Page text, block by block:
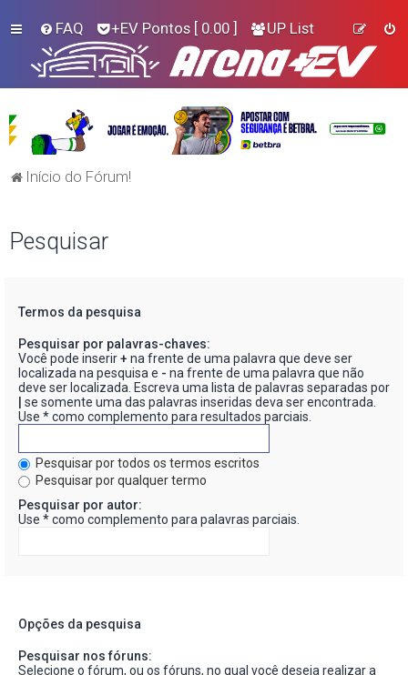
FAQ +EV Pontos [ 0.00 ] UP List
Início do Fórum!
Pesquisar
Termos da pesquisa
Pesquisar por palavras-chaves:
Você pode inserir+ na frente de uma palavra que deve ser
localizada na pesquisa e - na frente de uma palavra que não
deve ser localizada. Escreva uma lista de palavras separadas por
se somente uma das palavras inseridas deva ser encontrada.
Use * como complemento para resultados parciais.
Pesquisar por todos os termos escritos
Pesquisar por qualquer termo
Pesquisar por autor:
Use * como complemento para palavras parciais.
Opções da pesquisa
Pesquisar nos fóruns:
Selecione o fórum, ou os fóruns, no qual você deseja realizar a